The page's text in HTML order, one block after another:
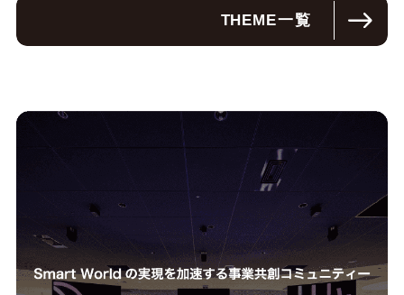
THEME一覧